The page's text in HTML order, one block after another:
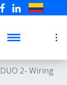
DUO 2- Wiring